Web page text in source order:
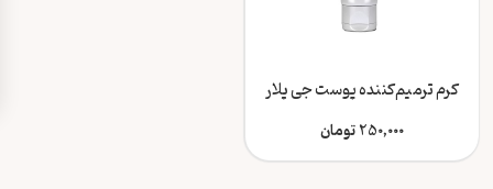
کرم ترمیم‌کننده پوست جی پلار
250,000تومان